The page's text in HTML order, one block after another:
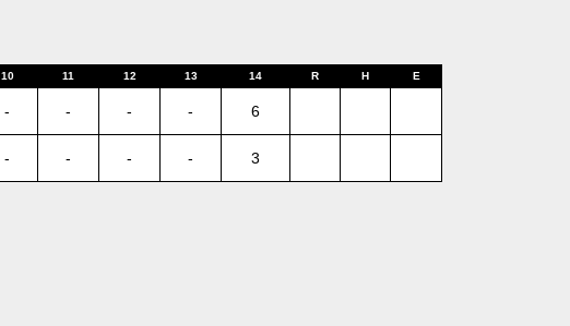
10 11 12 13 14 R H E
- - - - 6
- - - - 3